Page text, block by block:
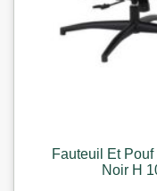
Fauteuil Et
Noir H